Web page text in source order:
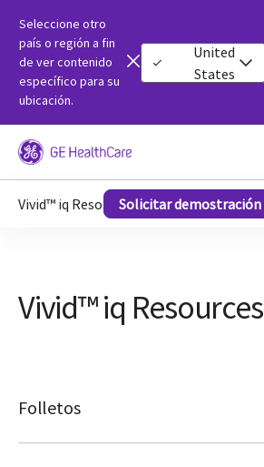
Seleccione otro
país o región a fin
de ver contenido
específico para su
ubicación.
United
States
Solicitar demostración
Vivid™ iq Resources
Folletos